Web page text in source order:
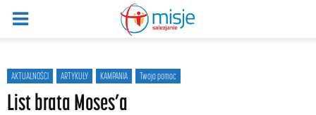
AKTUALNOŚCI ARTYKUŁY KAMPANIA Twoja pomoc
List brata Moses’a